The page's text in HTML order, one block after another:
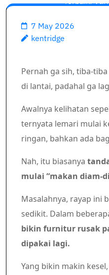
7 May 2026
kentridge
Pernah ga sih, tiba-
di lantai, padahal ga
Awalnya kelihatan
ternyata lemari mulai
ringan, bahkan ada
Nah, itu biasanya
mulai “makan diam-
Masalahnya, rayap ini
sedikit. Dalam
bikin furnitur rusak
dipakai lagi.
Yang bikin makin